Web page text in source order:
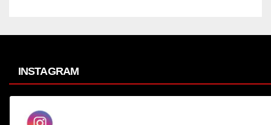
INSTAGRAM